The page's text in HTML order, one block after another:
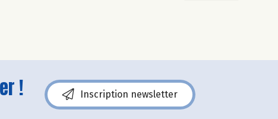
! Inscription newsletter